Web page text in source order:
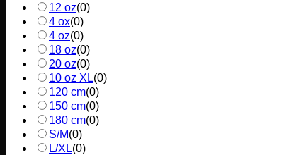
12 oz(0)
4 ox(0)
4 oz(0)
18 oz(0)
20 oz(0)
10 oz XL(0)
120 cm(0)
150 cm(0)
180 cm(0)
S/M(0)
L/XL(0)